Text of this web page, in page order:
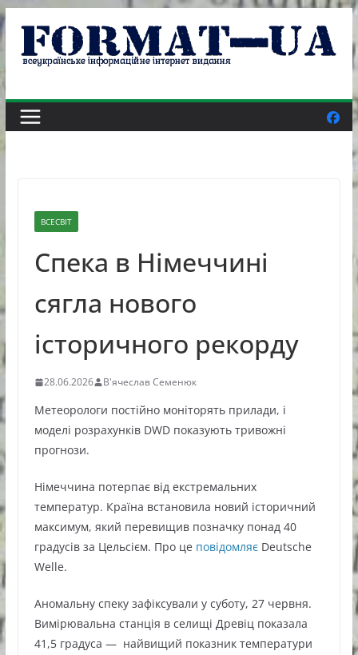
Skip
content
ВСЕСВІТ
Спека в Німеччині
сягла нового
історичного рекорду
28.06.2026 В'ячеслав Семенюк
Метеорологи постійно моніторять прилади, і
моделі розрахунків DWD показують тривожні
прогнози.
Німеччина потерпає від екстремальних
температур. Країна встановила новий історичний
максимум, який перевищив позначку понад 40
градусів за Цельсієм. Про це повідомляєDeutsche
Welle.
Аномальну спеку зафіксували у суботу, 27 червня.
Вимірювальна станція в селищі Древіц показала
41,5 градуса — найвищий показник температури